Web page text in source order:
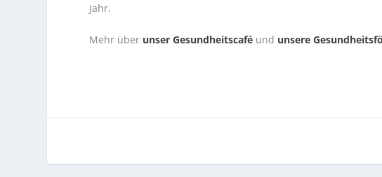
Jahr.
Mehr über unser Gesundheitscafé und unsere